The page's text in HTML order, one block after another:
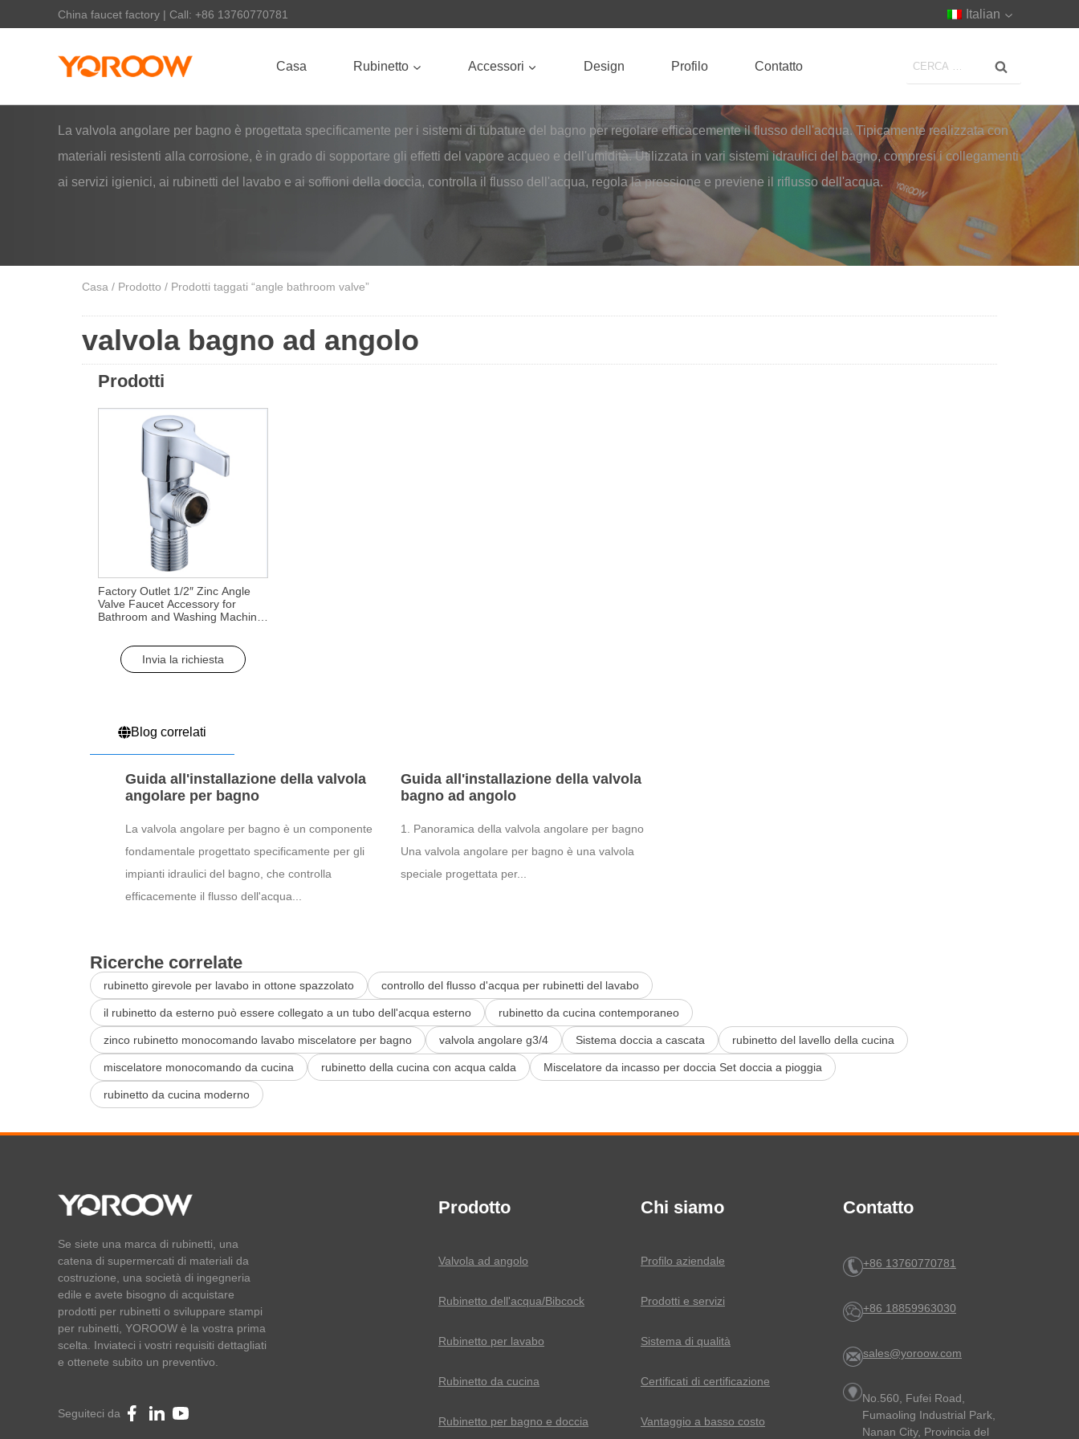
China faucet factory | Call: +86 13760770781 Italian
Casa Rubinetto Accessori Design Profilo Contatto
La valvola angolare per bagno è progettata specificamente per i sistemi di tubature del bagno per regolare efficacemente il flusso dell'acqua. Tipicamente realizzata con
materiali resistenti alla corrosione, è in grado di sopportare gli effetti del vapore acqueo e dell'umidità. Utilizzata in vari sistemi idraulici del bagno, compresi i collegamenti
ai servizi igienici, ai rubinetti del lavabo e ai soffioni della doccia, controlla il flusso dell'acqua, regola la pressione e previene il riflusso dell'acqua.
Casa / Prodotto / Prodotti taggati “angle bathroom valve”
valvola bagno ad angolo
Prodotti
Factory Outlet 1/2″ Zinc Angle
Valve Faucet Accessory for
Bathroom and Washing Machine
Invia la richiesta
Blog correlati
Guida all'installazione della valvola
angolare per bagno
La valvola angolare per bagno è un componente
fondamentale progettato specificamente per gli
impianti idraulici del bagno, che controlla
efficacemente il flusso dell'acqua...
Guida all'installazione della valvola
bagno ad angolo
1. Panoramica della valvola angolare per bagno
Una valvola angolare per bagno è una valvola
speciale progettata per...
Ricerche correlate
rubinetto girevole per lavabo in ottone spazzolato controllo del flusso d'acqua per rubinetti del lavabo
il rubinetto da esterno può essere collegato a un tubo dell'acqua esterno rubinetto da cucina contemporaneo
zinco rubinetto monocomando lavabo miscelatore per bagno valvola angolare g3/4 Sistema doccia a cascata rubinetto del lavello della cucina
miscelatore monocomando da cucina rubinetto della cucina con acqua calda Miscelatore da incasso per doccia Set doccia a pioggia
rubinetto da cucina moderno
Se siete una marca di rubinetti, una
catena di supermercati di materiali da
costruzione, una società di ingegneria
edile e avete bisogno di acquistare
prodotti per rubinetti o sviluppare stampi
per rubinetti, YOROOW è la vostra prima
scelta. Inviateci i vostri requisiti dettagliati
e ottenete subito un preventivo.
Seguiteci da
Prodotto
Valvola ad angolo
Rubinetto dell'acqua/Bibcock
Rubinetto per lavabo
Rubinetto da cucina
Rubinetto per bagno e doccia
Chi siamo
Profilo aziendale
Prodotti e servizi
Sistema di qualità
Certificati di certificazione
Vantaggio a basso costo
Contatto
+86 13760770781
+86 18859963030
sales@yoroow.com
No.560, Fufei Road,
Fumaoling Industrial Park,
Nanan City, Provincia del